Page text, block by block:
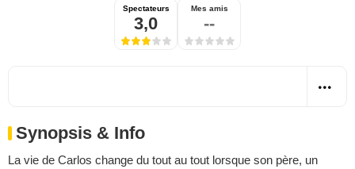
Spectateurs
3,0
Mes amis
--
Synopsis & Info
La vie de Carlos change du tout au tout lorsque son père, un